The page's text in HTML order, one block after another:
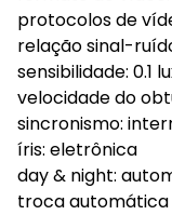
protocolos de
relação sinal-
sensibilidade: 0.1
velocidade do
sincronismo:
íris: eletrônica
day & night:
troca